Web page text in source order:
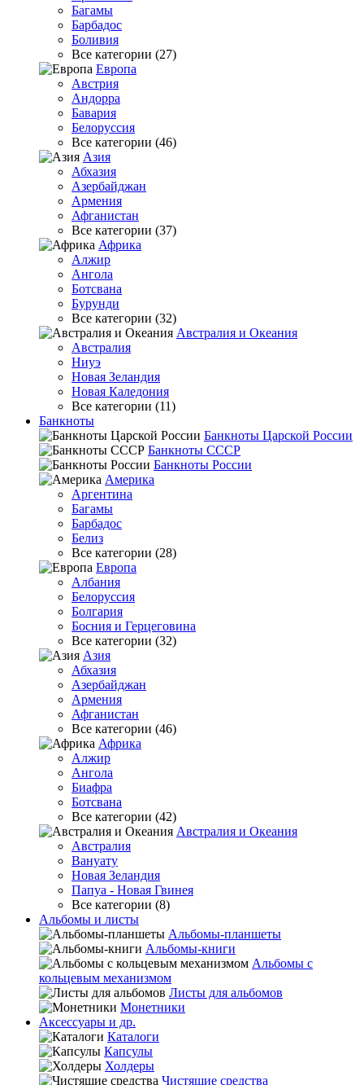
Багамы
Барбадос
Боливия
Все категории (27)
Европа
Австрия
Андорра
Бавария
Белоруссия
Все категории (46)
Азия
Абхазия
Азербайджан
Армения
Афганистан
Все категории (37)
Африка
Алжир
Ангола
Ботсвана
Бурунди
Все категории (32)
Австралия и Океания
Австралия
Ниуэ
Новая Зеландия
Новая Каледония
Все категории (11)
Банкноты
Банкноты Царской России
Банкноты СССР
Банкноты России
Америка
Аргентина
Багамы
Барбадос
Белиз
Все категории (28)
Европа
Албания
Белоруссия
Болгария
Босния и Герцеговина
Все категории (32)
Азия
Абхазия
Азербайджан
Армения
Афганистан
Все категории (46)
Африка
Алжир
Ангола
Биафра
Ботсвана
Все категории (42)
Австралия и Океания
Австралия
Вануату
Новая Зеландия
Папуа - Новая Гвинея
Все категории (8)
Альбомы и листы
Альбомы-планшеты
Альбомы-книги
Альбомы с
кольцевым механизмом
Листы для альбомов
Монетники
Аксессуары и др.
Каталоги
Капсулы
Холдеры
Чистящие средства